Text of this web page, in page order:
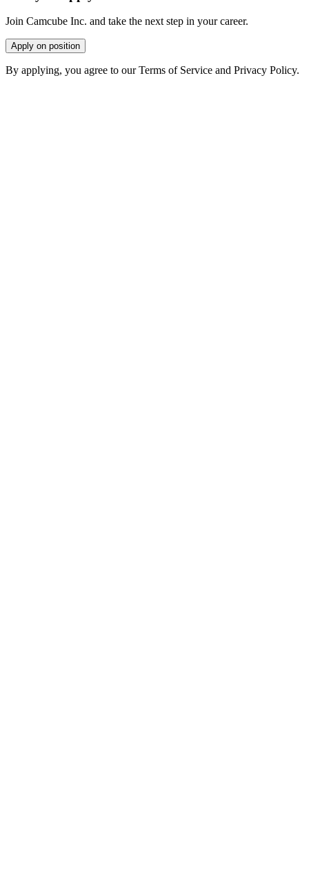
Join Camcube Inc. and take the next step in your career.
Apply on position
By applying, you agree to our Terms of Service and Privacy Policy.